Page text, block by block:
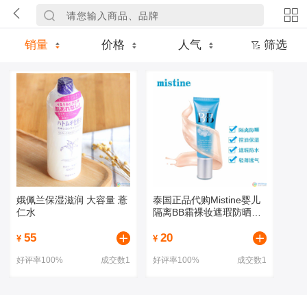
销量 价格 人气 筛选
娥佩兰保湿滋润 大容量 薏
仁水
¥55
好评率100% 成交数1
泰国正品代购Mistine婴儿
隔离BB霜裸妆遮瑕防晒美
¥ 20
好评率100% 成交数1